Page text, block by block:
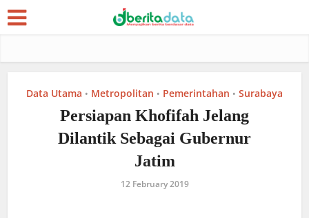
Data Utama • Metropolitan • Pemerintahan • Surabaya
Persiapan Khofifah Jelang
Dilantik Sebagai Gubernur
Jatim
12 February 2019